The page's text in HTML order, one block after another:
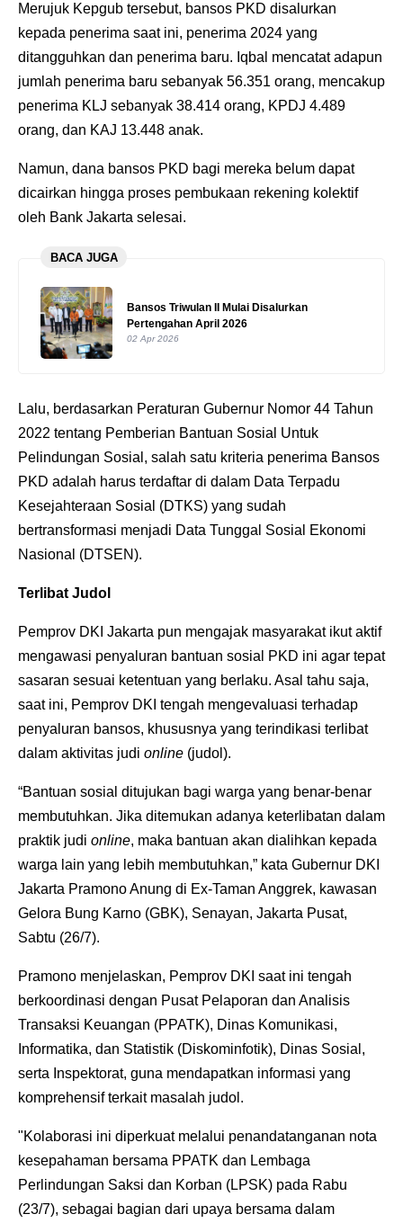
Merujuk Kepgub tersebut, bansos PKD disalurkan
kepada penerima saat ini, penerima 2024 yang
ditangguhkan dan penerima baru. Iqbal mencatat adapun
jumlah penerima baru sebanyak 56.351 orang, mencakup
penerima KLJ sebanyak 38.414 orang, KPDJ 4.489
orang, dan KAJ 13.448 anak.
Namun, dana bansos PKD bagi mereka belum dapat
dicairkan hingga proses pembukaan rekening kolektif
oleh Bank Jakarta selesai.
BACA JUGA
Bansos Triwulan II Mulai Disalurkan
Pertengahan April 2026
02 Apr 2026
Lalu, berdasarkan Peraturan Gubernur Nomor 44 Tahun
2022 tentang Pemberian Bantuan Sosial Untuk
Pelindungan Sosial, salah satu kriteria penerima Bansos
PKD adalah harus terdaftar di dalam Data Terpadu
Kesejahteraan Sosial (DTKS) yang sudah
bertransformasi menjadi Data Tunggal Sosial Ekonomi
Nasional (DTSEN).
Terlibat Judol
Pemprov DKI Jakarta pun mengajak masyarakat ikut aktif
mengawasi penyaluran bantuan sosial PKD ini agar tepat
sasaran sesuai ketentuan yang berlaku. Asal tahu saja,
saat ini, Pemprov DKI tengah mengevaluasi terhadap
penyaluran bansos, khususnya yang terindikasi terlibat
dalam aktivitas judi online (judol).
“Bantuan sosial ditujukan bagi warga yang benar-benar
membutuhkan. Jika ditemukan adanya keterlibatan dalam
praktik judi online, maka bantuan akan dialihkan kepada
warga lain yang lebih membutuhkan,” kata Gubernur DKI
Jakarta Pramono Anung di Ex-Taman Anggrek, kawasan
Gelora Bung Karno (GBK), Senayan, Jakarta Pusat,
Sabtu (26/7).
Pramono menjelaskan, Pemprov DKI saat ini tengah
berkoordinasi dengan Pusat Pelaporan dan Analisis
Transaksi Keuangan (PPATK), Dinas Komunikasi,
Informatika, dan Statistik (Diskominfotik), Dinas Sosial,
serta Inspektorat, guna mendapatkan informasi yang
komprehensif terkait masalah judol.
"Kolaborasi ini diperkuat melalui penandatanganan nota
kesepahaman bersama PPATK dan Lembaga
Perlindungan Saksi dan Korban (LPSK) pada Rabu
(23/7), sebagai bagian dari upaya bersama dalam